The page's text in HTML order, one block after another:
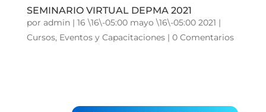
SEMINARIO VIRTUAL DEPMA 2021
por admin| 16 \16\-05:00 mayo \16\-05:00 2021 |
Cursos, Eventos y Capacitaciones| 0 Comentarios